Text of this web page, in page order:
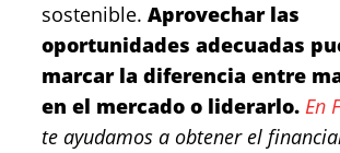
sostenible. Aprovechar las
oportunidades adecuadas
marcar la diferencia entre
en el mercado o liderarlo. En
te ayudamos a obtener el